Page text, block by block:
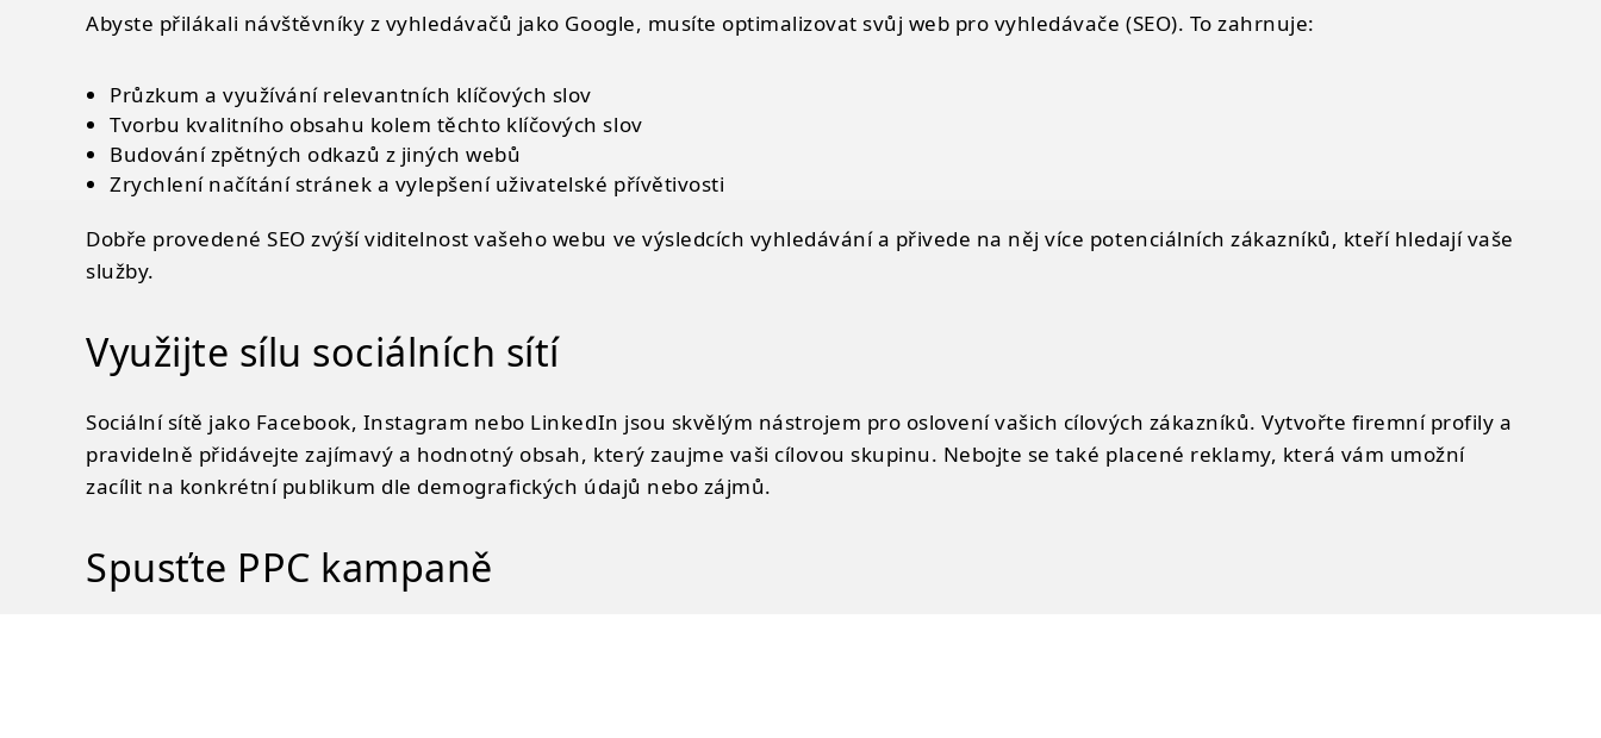
Abyste přilákali návštěvníky z vyhledávačů jako Google, musíte optimalizovat svůj web pro vyhledávače (SEO). To zahrnuje:
Průzkum a využívání relevantních klíčových slov
Tvorbu kvalitního obsahu kolem těchto klíčových slov
Budování zpětných odkazů z jiných webů
Zrychlení načítání stránek a vylepšení uživatelské přívětivosti
Dobře provedené SEO zvýší viditelnost vašeho webu ve výsledcích vyhledávání a přivede na něj více potenciálních zákazníků, kteří hledají vaše
služby.
Využijte sílu sociálních sítí
Sociální sítě jako Facebook, Instagram nebo LinkedIn jsou skvělým nástrojem pro oslovení vašich cílových zákazníků. Vytvořte firemní profily a
pravidelně přidávejte zajímavý a hodnotný obsah, který zaujme vaši cílovou skupinu. Nebojte se také placené reklamy, která vám umožní
zacílit na konkrétní publikum dle demografických údajů nebo zájmů.
Spusťte PPC kampaně